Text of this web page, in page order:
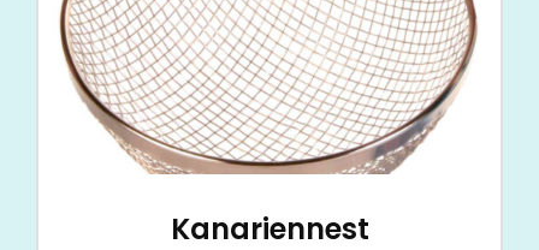
Kanariennest